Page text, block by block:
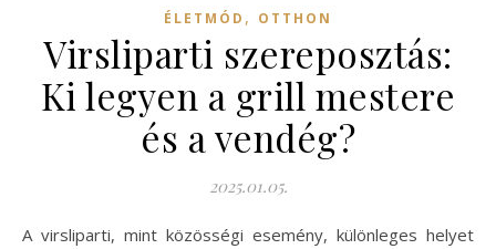
ÉLETMÓD , OTTHON
Virsliparti szereposztás:
Ki legyen a grill mestere
és a vendég?
2025.01.05.
A virsliparti, mint közösségi esemény, különleges helyet